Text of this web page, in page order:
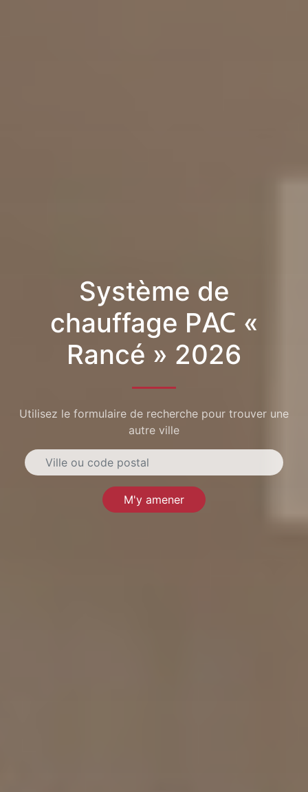
Système de
chauffage PAC «
Rancé » 2026
Utilisez le formulaire de recherche pour trouver une
autre ville
M'y amener